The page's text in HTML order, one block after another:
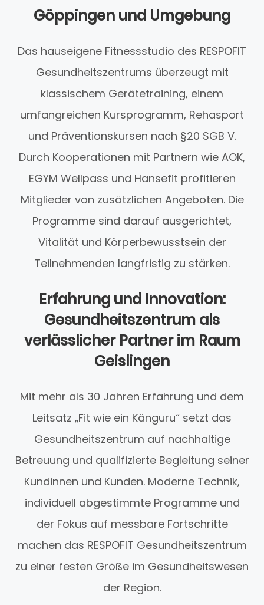
Göppingen und Umgebung
Das hauseigene Fitnessstudio des RESPOFIT
Gesundheitszentrums überzeugt mit
klassischem Gerätetraining, einem
umfangreichen Kursprogramm, Rehasport
und Präventionskursen nach §20 SGB V.
Durch Kooperationen mit Partnern wie AOK,
EGYM Wellpass und Hansefit profitieren
Mitglieder von zusätzlichen Angeboten. Die
Programme sind darauf ausgerichtet,
Vitalität und Körperbewusstsein der
Teilnehmenden langfristig zu stärken.
Erfahrung und Innovation:
Gesundheitszentrum als
verlässlicher Partner im Raum
Geislingen
Mit mehr als 30 Jahren Erfahrung und dem
Leitsatz „Fit wie ein Känguru“ setzt das
Gesundheitszentrum auf nachhaltige
Betreuung und qualifizierte Begleitung seiner
Kundinnen und Kunden. Moderne Technik,
individuell abgestimmte Programme und
der Fokus auf messbare Fortschritte
machen das RESPOFIT Gesundheitszentrum
zu einer festen Größe im Gesundheitswesen
der Region.